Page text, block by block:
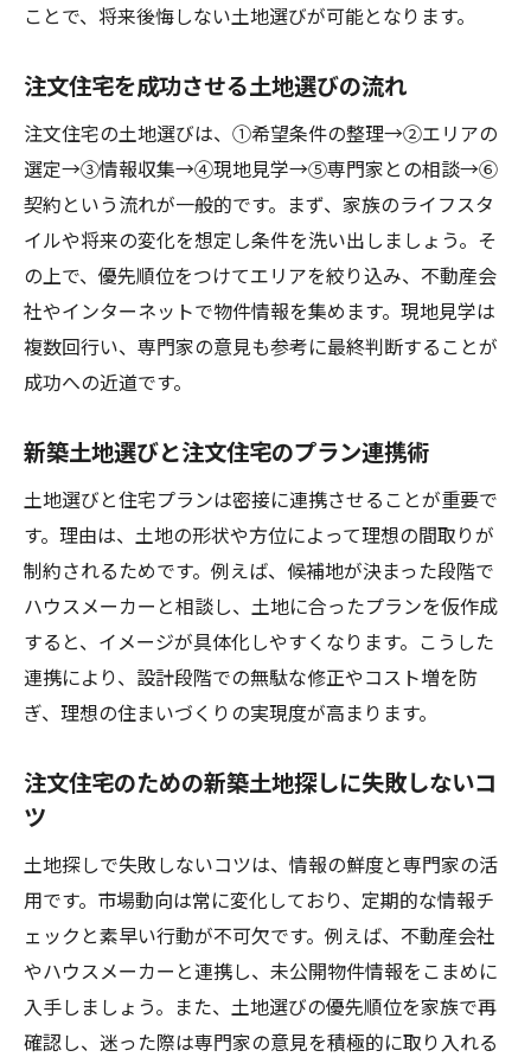
ことで、将来後悔しない土地選びが可能となります。
注文住宅を成功させる土地選びの流れ
注文住宅の土地選びは、①希望条件の整理→②エリアの
選定→③情報収集→④現地見学→⑤専門家との相談→⑥
契約という流れが一般的です。まず、家族のライフスタ
イルや将来の変化を想定し条件を洗い出しましょう。そ
の上で、優先順位をつけてエリアを絞り込み、不動産会
社やインターネットで物件情報を集めます。現地見学は
複数回行い、専門家の意見も参考に最終判断することが
成功への近道です。
新築土地選びと注文住宅のプラン連携術
土地選びと住宅プランは密接に連携させることが重要で
す。理由は、土地の形状や方位によって理想の間取りが
制約されるためです。例えば、候補地が決まった段階で
ハウスメーカーと相談し、土地に合ったプランを仮作成
すると、イメージが具体化しやすくなります。こうした
連携により、設計段階での無駄な修正やコスト増を防
ぎ、理想の住まいづくりの実現度が高まります。
注文住宅のための新築土地探しに失敗しないコ
ツ
土地探しで失敗しないコツは、情報の鮮度と専門家の活
用です。市場動向は常に変化しており、定期的な情報チ
ェックと素早い行動が不可欠です。例えば、不動産会社
やハウスメーカーと連携し、未公開物件情報をこまめに
入手しましょう。また、土地選びの優先順位を家族で再
確認し、迷った際は専門家の意見を積極的に取り入れる